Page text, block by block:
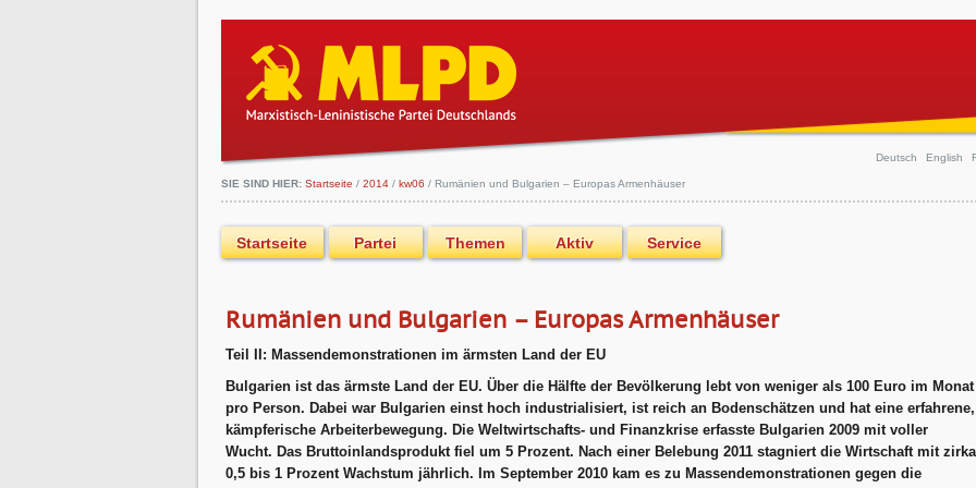
Deutsch English
Startseite Partei Themen Aktiv Service
SIE SIND HIER: Startseite / 2014 / kw06 / Rumänien und Bulgarien – Europas Armenhäuser
Rumänien und Bulgarien – Europas Armenhäuser
Teil II: Massendemonstrationen im ärmsten Land der EU
Bulgarien ist das ärmste Land der EU. Über die Hälfte der Bevölkerung lebt von weniger als 100 Euro im Monat
pro Person. Dabei war Bulgarien einst hoch industrialisiert, ist reich an Bodenschätzen und hat eine erfahrene,
kämpferische Arbeiterbewegung. Die Weltwirtschafts- und Finanzkrise erfasste Bulgarien 2009 mit voller
Wucht. Das Bruttoinlandsprodukt fiel um 5 Prozent. Nach einer Belebung 2011 stagniert die Wirtschaft mit zirka
0,5 bis 1 Prozent Wachstum jährlich. Im September 2010 kam es zu Massendemonstrationen gegen die